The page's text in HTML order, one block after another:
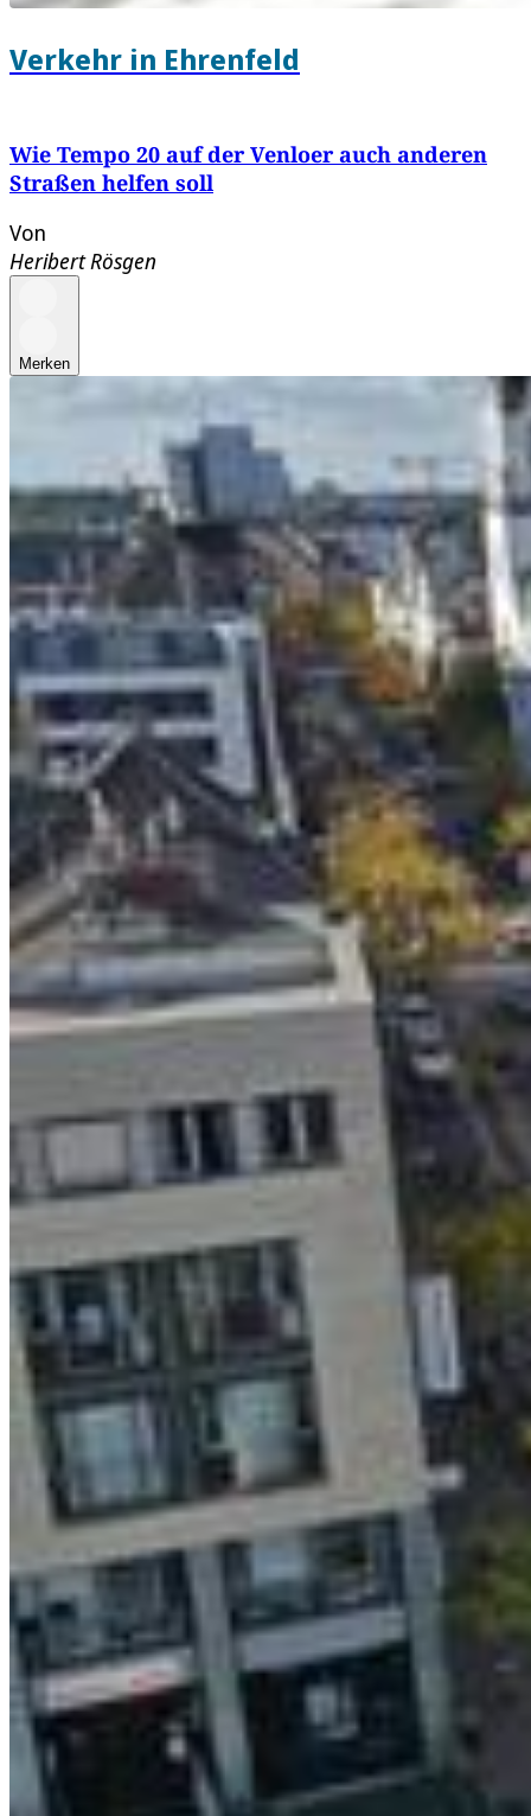
Verkehr in Ehrenfeld
Wie Tempo 20 auf der Venloer auch anderen
Straßen helfen soll
Von
Heribert Rösgen
Merken